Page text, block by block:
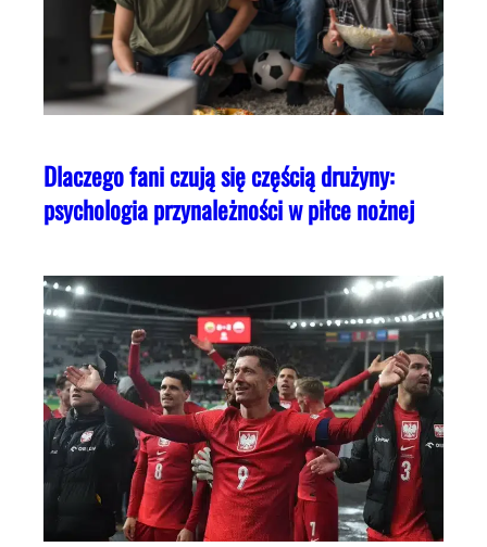
Dlaczego fani czują się częścią drużyny:
psychologia przynależności w piłce nożnej